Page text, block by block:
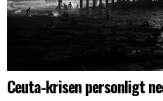
Ceuta-krisen personligt